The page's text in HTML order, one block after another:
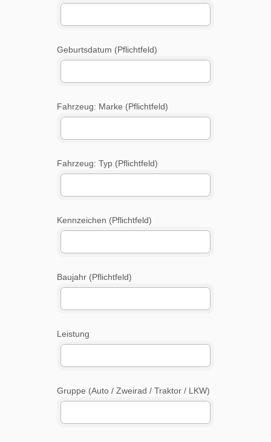
Geburtsdatum (Pflichtfeld)
Fahrzeug: Marke (Pflichtfeld)
Fahrzeug: Typ (Pflichtfeld)
Kennzeichen (Pflichtfeld)
Baujahr (Pflichtfeld)
Leistung
Gruppe (Auto / Zweirad / Traktor / LKW)